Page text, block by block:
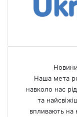
Наша мета
навколо нас
та
впливають на